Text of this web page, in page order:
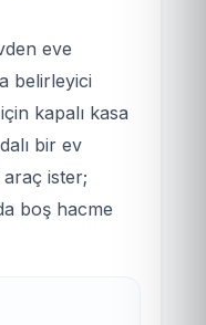
eve
belirleyici
kapalı kasa
bir ev
ister;
boş hacme